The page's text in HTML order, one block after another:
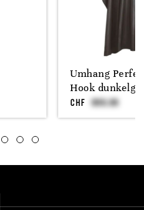
Umhang
Hook
CHF